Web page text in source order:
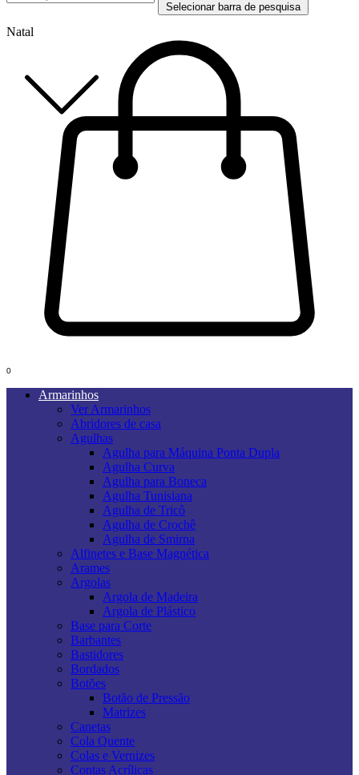
Natal
Selecionar barra de pesquisa
0
Armarinhos
Ver Armarinhos
Abridores de casa
Agulhas
Agulha para Máquina Ponta Dupla
Agulha Curva
Agulha para Boneca
Agulha Tunisiana
Agulha de Tricô
Agulha de Crochê
Agulha de Smirna
Alfinetes e Base Magnética
Arames
Argolas
Argola de Madeira
Argola de Plástico
Base para Corte
Barbantes
Bastidores
Bordados
Botões
Botão de Pressão
Matrizes
Canetas
Cola Quente
Colas e Vernizes
Contas Acrílicas